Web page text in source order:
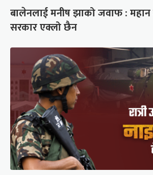
बालेनलाई मनीष झाको जवाफ :
सरकार एक्लो छैन